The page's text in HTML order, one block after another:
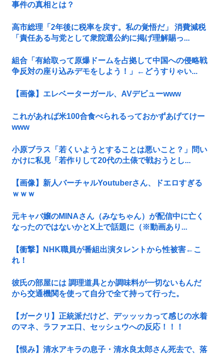
事件の真相とは？
高市総理「2年後に税率を戻す。私の覚悟だ」 消費減税
「責任ある与党として衆院選公約に掲げ理解賜っ...
組合「有給取って原爆ドームを占拠して中国への侵略戦
争反対の座り込みデモをしよう！」←どうすりゃい...
【画像】エレベーターガール、AVデビューwww
これがあれば米100合食べられるっておかずあげてけー
www
小原ブラス「若くいようとすることは悪いこと？」問い
かけに私見「若作りして20代の土俵で戦おうとし...
【画像】新人バーチャルYoutuberさん、ドエロすぎる
ｗｗｗ
元キャバ嬢のMINAさん（みなちゃん）が配信中に亡く
なったのではないかとX上で話題に（※動画あり...
【衝撃】NHK職員が番組出演タレントから性被害←こ
れ！
彼氏の部屋には 調理道具とか調味料が一切ないもんだ
から交通機関を使って自分で全て持って行った。
【ガークリ】正統派だけど、デッッッカって感じの水着
のマネ、ラファエ口、セッシュウへの反応！！！
【恨み】清水アキラの息子・清水良太郎さん死去で、落